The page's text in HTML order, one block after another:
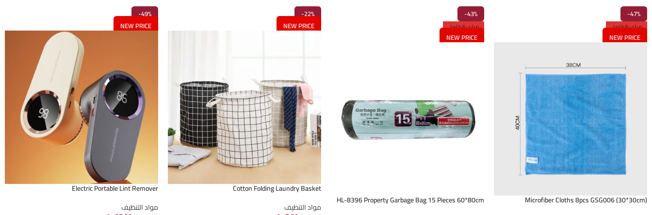
-47%
مباع بالكامل
NEW PRICE
Microfiber Cloths 8pcs GSG006 (30*30cm)
-43%
مباع بالكامل
NEW PRICE
HL-8396 Property Garbage Bag 15 Pieces 60*80cm
-22%
NEW PRICE
Cotton Folding Laundry Basket
مواد التنظيف
-49%
NEW PRICE
Electric Portable Lint Remover
مواد التنظيف